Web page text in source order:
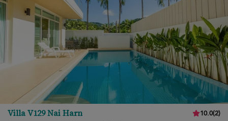
Villa V129 Nai Harn 10.0(2)